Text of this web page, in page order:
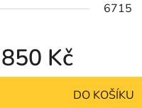
6715
Kč
DO KOŠÍKU